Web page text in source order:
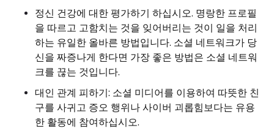
정신 건강에 대한 평가하기 하십시오. 명랑한 프로필
을 따르고 고함치는 것을 잊어버리는 것이 일을 처리
하는 유일한 올바른 방법입니다. 소셜 네트워크가 당
신을 짜증나게 한다면 가장 좋은 방법은 소셜 네트워
크를 끊는 것입니다.
대인 관계 피하기: 소셜 미디어를 이용하여 따뜻한 친
구를 사귀고 증오 행위나 사이버 괴롭힘보다는 유용
한 활동에 참여하십시오.